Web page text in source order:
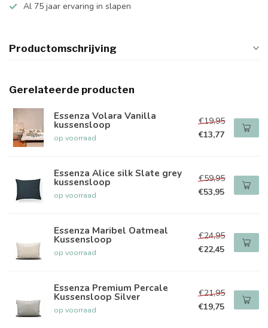
Al 75 jaar ervaring in slapen
Productomschrijving
Gerelateerde producten
Essenza Volara Vanilla
kussensloop
op voorraad
€19,95
€13,77
Essenza Alice silk Slate grey
kussensloop
op voorraad
€59,95
€53,95
Essenza Maribel Oatmeal
Kussensloop
op voorraad
€24,95
€22,45
Essenza Premium Percale
Kussensloop Silver
op voorraad
€21,95
€19,75